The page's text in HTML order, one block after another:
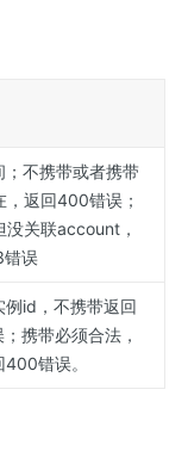
；不携带或者携带
，返回400错误；
没关联account，
误
例id，不携带返回
携带必须合法，
错误。